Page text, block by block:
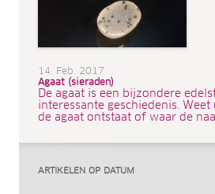
14. Feb. 2017
Agaat (sieraden)
De agaat is een bijzondere
interessante geschiedenis.
de agaat ontstaat of waar de
ARTIKELEN OP DATUM